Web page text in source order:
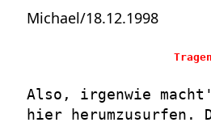
Michael/18.12.1998
Also, irgenwie
hier herumzusurfen.